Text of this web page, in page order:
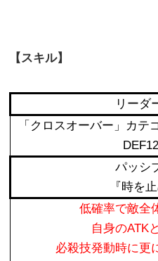
【スキル】
リーダ
「クロスオーバー」カテ
パッシ
『時を
低確率で敵全
自身のATK
必殺技発動時に更